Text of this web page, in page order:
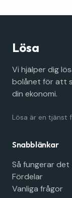
Lösa
Vi hjälper dig
bolånet för att
din ekonomi.
Lösa är en tjänst
Snabblänkar
Så fungerar det
Fördelar
Vanliga frågor